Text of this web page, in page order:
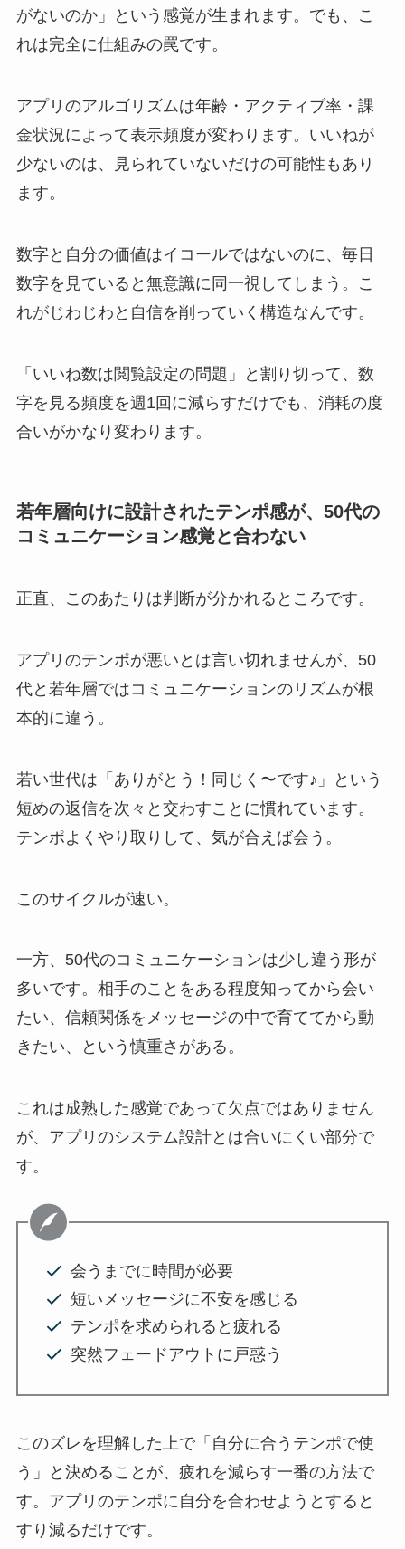
がないのか」という感覚が生まれます。でも、こ
れは完全に仕組みの罠です。
アプリのアルゴリズムは年齢・アクティブ率・課
金状況によって表示頻度が変わります。いいねが
少ないのは、見られていないだけの可能性もあり
ます。
数字と自分の価値はイコールではないのに、毎日
数字を見ていると無意識に同一視してしまう。こ
れがじわじわと自信を削っていく構造なんです。
「いいね数は閲覧設定の問題」と割り切って、数
字を見る頻度を週1回に減らすだけでも、消耗の度
合いがかなり変わります。
若年層向けに設計されたテンポ感が、50代の
コミュニケーション感覚と合わない
正直、このあたりは判断が分かれるところです。
アプリのテンポが悪いとは言い切れませんが、50
代と若年層ではコミュニケーションのリズムが根
本的に違う。
若い世代は「ありがとう！同じく〜です♪」という
短めの返信を次々と交わすことに慣れています。
テンポよくやり取りして、気が合えば会う。
このサイクルが速い。
一方、50代のコミュニケーションは少し違う形が
多いです。相手のことをある程度知ってから会い
たい、信頼関係をメッセージの中で育ててから動
きたい、という慎重さがある。
これは成熟した感覚であって欠点ではありません
が、アプリのシステム設計とは合いにくい部分で
す。
会うまでに時間が必要
短いメッセージに不安を感じる
テンポを求められると疲れる
突然フェードアウトに戸惑う
このズレを理解した上で「自分に合うテンポで使
う」と決めることが、疲れを減らす一番の方法で
す。アプリのテンポに自分を合わせようとすると
すり減るだけです。